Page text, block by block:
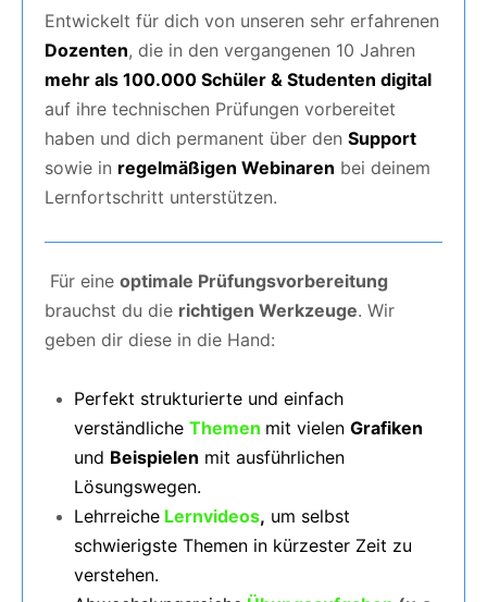
Entwickelt für dich von unseren sehr erfahrenen
Dozenten, die in den vergangenen 10 Jahren
mehr als 100.000 Schüler & Studenten digital
auf ihre technischen Prüfungen vorbereitet
haben und dich permanent über den Support
sowie in regelmäßigen Webinaren bei deinem
Lernfortschritt unterstützen.
Für eine optimale Prüfungsvorbereitung
brauchst du die richtigen Werkzeuge. Wir
geben dir diese in die Hand:
Perfekt strukturierte und einfach
verständliche Themen mit vielen Grafiken
und Beispielen mit ausführlichen
Lösungswegen.
Lehrreiche Lernvideos, um selbst
schwierigste Themen in kürzester Zeit zu
verstehen.